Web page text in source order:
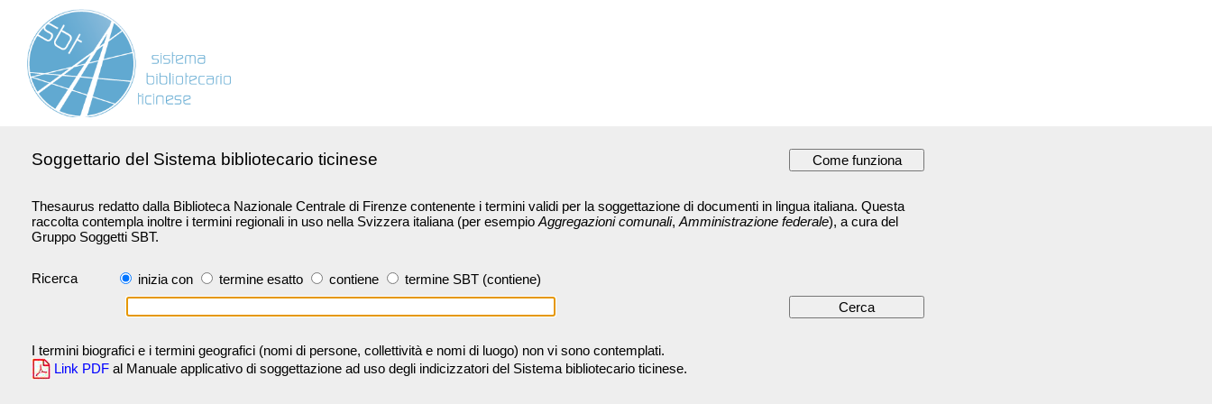
Soggettario del Sistema bibliotecario ticinese
Thesaurus redatto dalla Biblioteca Nazionale Centrale di Firenze contenente i termini validi per la soggettazione di documenti in lingua italiana. Questa
raccolta contempla inoltre i termini regionali in uso nella Svizzera italiana (per esempio Aggregazioni comunali, Amministrazione federale), a cura del
Gruppo Soggetti SBT.
Ricerca inizia con termine esatto contiene termine SBT (contiene)
I termini biografici e i termini geografici (nomi di persone, collettività e nomi di luogo) non vi sono contemplati.
Link PDF al Manuale applicativo di soggettazione ad uso degli indicizzatori del Sistema bibliotecario ticinese.